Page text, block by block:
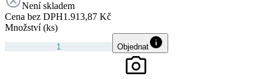
Není skladem
Cena bez DPH1.913,87 Kč
Množství (ks)
Objednat